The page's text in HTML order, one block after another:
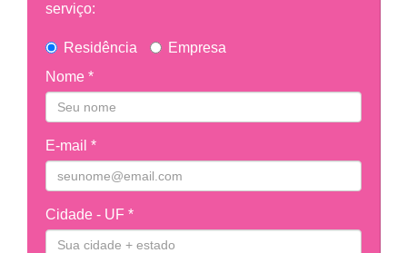
serviço:
Residência
Empresa
Nome *
E-mail *
Cidade - UF *